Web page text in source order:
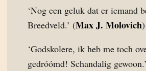
‘Nog een geluk dat er iemand
Breedveld.’ (Max J. Molovich)
‘Godskolere, ik heb me toch
gedróómd! Schandalig